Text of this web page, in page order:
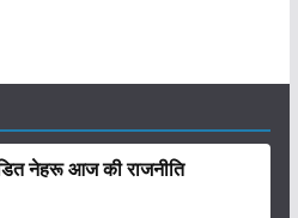
नेहरू आज की राजनीति